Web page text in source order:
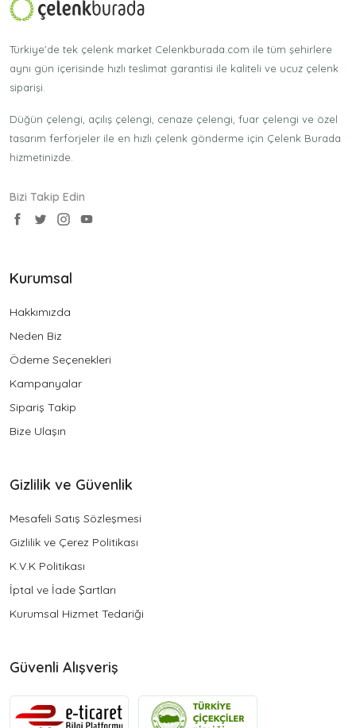
Türkiye'de tek çelenk market Celenkburada.com ile tüm şehirlere
aynı gün içerisinde hızlı teslimat garantisi ile kaliteli ve ucuz çelenk
siparişi.
Düğün çelengi, açılış çelengi, cenaze çelengi, fuar çelengi ve özel
tasarım ferforjeler ile en hızlı çelenk gönderme için Çelenk Burada
hizmetinizde.
Bizi Takip Edin
Kurumsal
Hakkımızda
Neden Biz
Ödeme Seçenekleri
Kampanyalar
Sipariş Takip
Bize Ulaşın
Gizlilik ve Güvenlik
Mesafeli Satış Sözleşmesi
Gizlilik ve Çerez Politikası
K.V.K Politikası
İptal ve İade Şartları
Kurumsal Hizmet Tedariği
Güvenli Alışveriş